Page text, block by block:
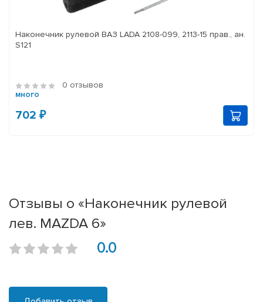
Наконечник рулевой ВАЗ LADA 2108-099, 2113-15 прав., ан.
S121
0 отзывов
много
702 ₽
Отзывы о «Наконечник рулевой
лев. MAZDA 6»
0.0